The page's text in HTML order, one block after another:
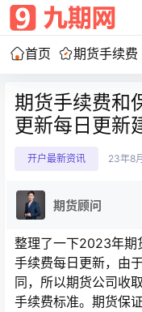
首页 期货手续费
期货手续费和
更新每日更新
开户最新资讯 23年8
期货顾问
整理了一下2023年期
手续费每日更新，由
同，所以期货公司收
手续费标准。期货保